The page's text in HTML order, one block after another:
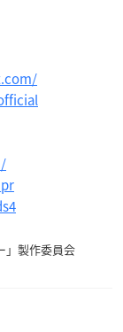
」製作委員会